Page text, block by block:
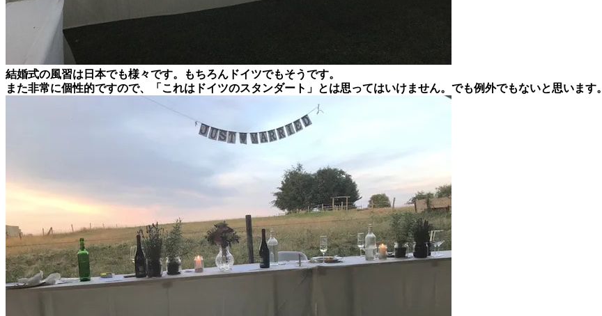
結婚式の風習は日本でも様々です。もちろんドイツでもそうです。
また非常に個性的ですので、「これはドイツのスタンダート」とは思ってはいけません。でも例外でもないと思います。